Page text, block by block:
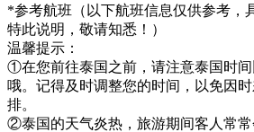
*参考航班（以下航班信息仅供参考，
特此说明，敬请知悉！）
温馨提示：
①在您前往泰国之前，请注意泰国时
哦。记得及时调整您的时间，以免因
排。
②泰国的天气炎热，旅游期间客人常